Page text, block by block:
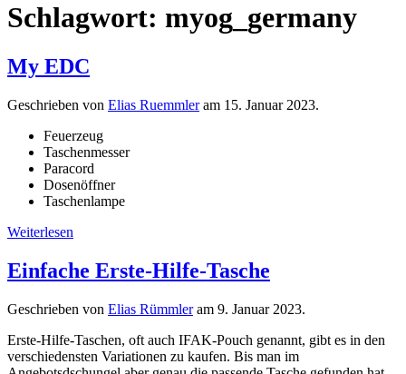
Schlagwort: myog_germany
My EDC
Geschrieben von Elias Ruemmleram 15. Januar 2023.
Feuerzeug
Taschenmesser
Paracord
Dosenöffner
Taschenlampe
Weiterlesen
Einfache Erste-Hilfe-Tasche
Geschrieben von Elias Rümmleram 9. Januar 2023.
Erste-Hilfe-Taschen, oft auch IFAK-Pouch genannt, gibt es in den
verschiedensten Variationen zu kaufen. Bis man im